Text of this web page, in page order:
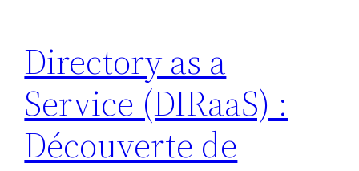
Directory as a
Service (DIRaaS) :
Découverte de